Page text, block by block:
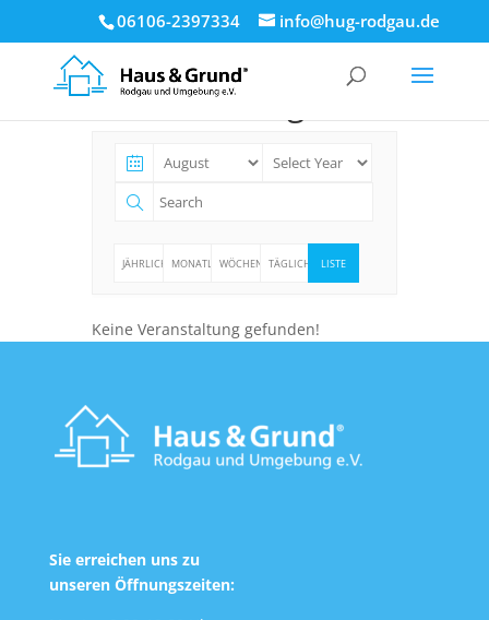
06106-2397334 info@hug-rodgau.de
Veranstaltungen
JÄHRLICH MONATLICHWÖCHENTLICH
TÄGLICH LISTE
Keine Veranstaltung gefunden!
Sie erreichen uns zu
unseren Öffnungszeiten: